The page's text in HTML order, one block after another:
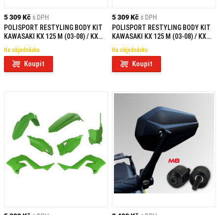
5 309 Kč s DPH
POLISPORT RESTYLING BODY KIT
KAWASAKI KX 125 M (03-08) / KX
GREEN
Na objednávku
Koupit
5 309 Kč s DPH
POLISPORT RESTYLING BODY KIT
KAWASAKI KX 125 M (03-08) / KX
BLACK
Na objednávku
Koupit